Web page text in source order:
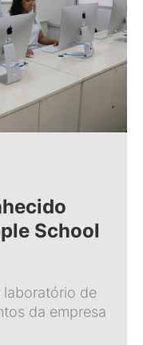
School
laboratório de
da empresa